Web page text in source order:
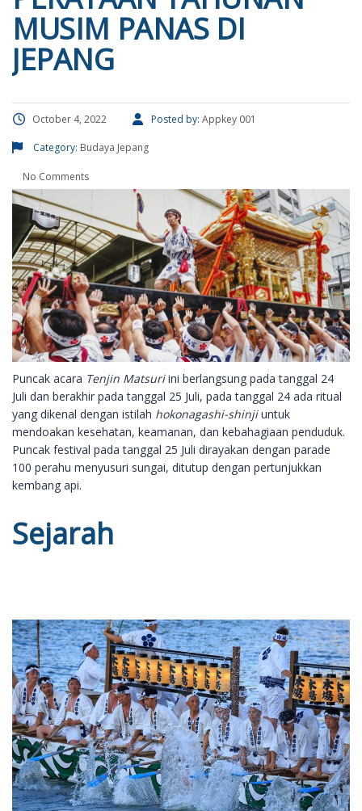
MUSIM PANAS DI
JEPANG
October 4, 2022 Posted by: Appkey 001
Category: Budaya Jepang
No Comments
Puncak acara Tenjin Matsuriini berlangsung pada tanggal 24
Juli dan berakhir pada tanggal 25 Juli, pada tanggal 24 ada ritual
yang dikenal dengan istilah hokonagashi-shinjiuntuk
mendoakan kesehatan, keamanan, dan kebahagiaan penduduk.
Puncak festival pada tanggal 25 Juli dirayakan dengan parade
100 perahu menyusuri sungai, ditutup dengan pertunjukkan
kembang api.
Sejarah